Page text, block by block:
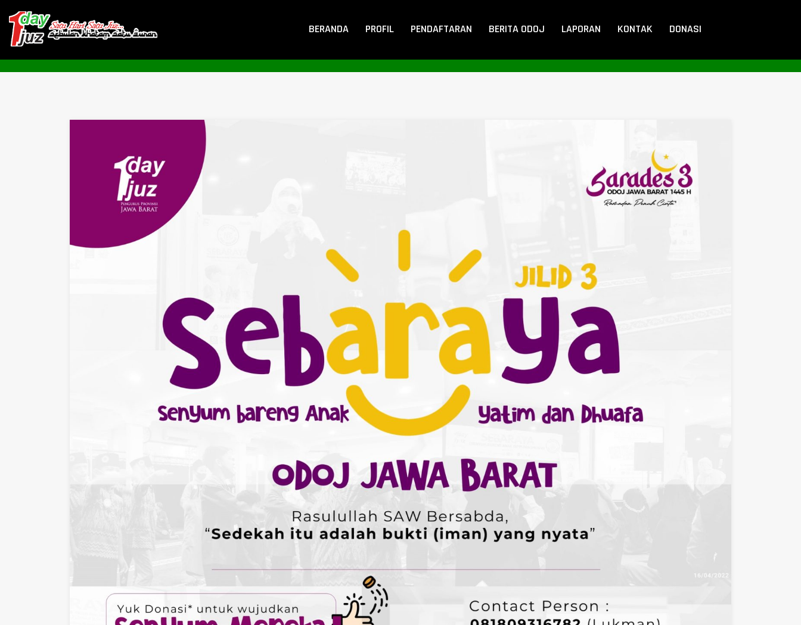
BERANDA PROFIL PENDAFTARAN BERITA ODOJ LAPORAN KONTAK DONASI